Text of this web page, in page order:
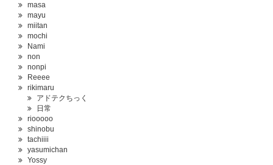
masa
mayu
miitan
mochi
Nami
non
nonpi
Reeee
rikimaru
アドテクちっく
日常
riooooo
shinobu
tachiiii
yasumichan
Yossy